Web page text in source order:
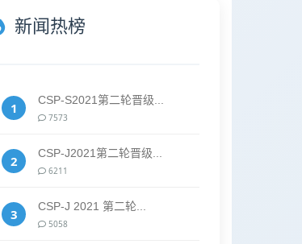
新闻热榜
1 CSP-S2021第二轮晋级...
7573
2 CSP-J2021第二轮晋级...
6211
3 CSP-J 2021 第二轮...
5058